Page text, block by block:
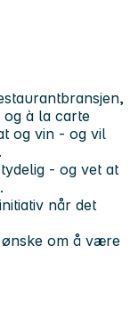
og à la carte
og vin - og vil
- og vet at
når det
om å være